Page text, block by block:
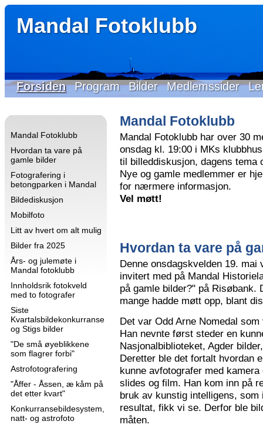
Mandal Fotoklubb
Forsiden Program Bilder Medlemssider
Mandal Fotoklubb
Hvordan ta vare på
gamle bilder
Fotografering i
betongparken i Mandal
Bildediskusjon
Mobilfoto
Litt av hvert om alt mulig
Bilder fra 2025
Års- og julemøte i
Mandal fotoklubb
Innholdsrik fotokveld
med to fotografer
Siste
Kvartalsbildekonkurranse
og Stigs bilder
"De små øyeblikkene
som flagrer forbi"
Astrofotografering
"Åffer - Åssen, æ kåm på
det etter kvart"
Konkurransebildesystem,
natt- og astrofoto
Mandal Fotoklubb
Mandal Fotoklubb har over 30
onsdag kl. 19:00 i MKs
til billeddiskusjon, dagens
Nye og gamle medlemmer er
for nærmere informasjon.
Vel møtt!
Hvordan ta vare på
Denne onsdagskvelden 19.
invitert med på Mandal
på gamle bilder?" på
mange hadde møtt opp, blant
Det var Odd Arne Nomedal
Han nevnte først steder en
Nasjonalbiblioteket, Agder
Deretter ble det fortalt hvordan
kunne avfotografer med
slides og film. Han kom inn på
bruk av kunstig intelligens,
resultat, fikk vi se. Derfor ble
måten.